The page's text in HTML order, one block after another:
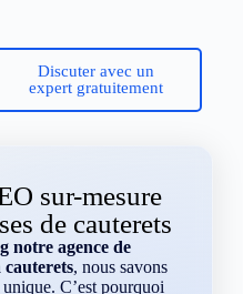
Discuter avec un
expert gratuitement
sur-mesure
de cauterets
notre agence de
, nous savons
C’est pourquoi